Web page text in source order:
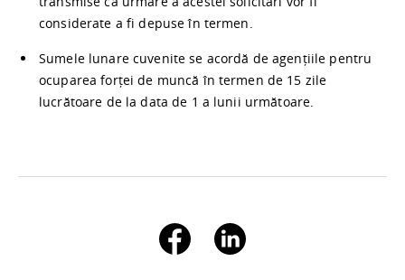
considerate a fi depuse în termen.
Sumele lunare cuvenite se acordă de agențiile pentru
ocuparea forței de muncă în termen de 15 zile
lucrătoare de la data de 1 a lunii următoare.